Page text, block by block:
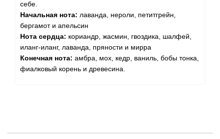
себе.
Начальная нота: лаванда, нероли, петитгрейн,
бергамот и апельсин
Нота сердца: кориандр, жасмин, гвоздика, шалфей,
иланг-иланг, лаванда, пряности и мирра
Конечная нота: амбра, мох, кедр, ваниль, бобы тонка,
фиалковый корень и древесина.